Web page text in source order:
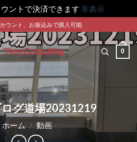
ントで決済できます 非表示
ウント、お振込みで購入可能
0
グ道場20231219
ホーム / 動画